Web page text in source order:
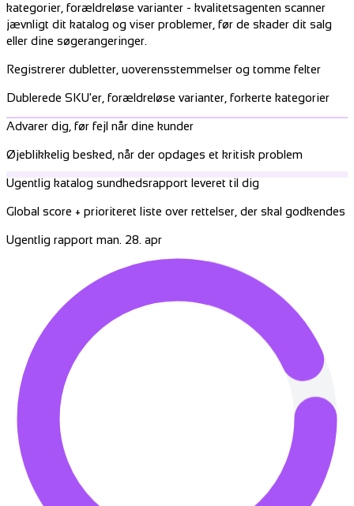
kategorier, forældreløse varianter - kvalitetsagenten scanner
jævnligt dit katalog og viser problemer, før de skader dit salg
eller dine søgerangeringer.
Registrerer dubletter, uoverensstemmelser og tomme felter
Dublerede SKU'er, forældreløse varianter, forkerte kategorier
Advarer dig, før fejl når dine kunder
Øjeblikkelig besked, når der opdages et kritisk problem
Ugentlig katalog sundhedsrapport leveret til dig
Global score + prioriteret liste over rettelser, der skal godkendes
Ugentlig rapport man. 28. apr